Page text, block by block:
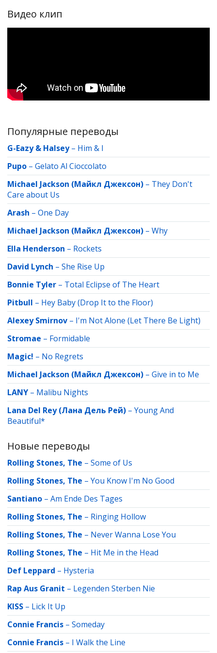
Видео клип
Популярные переводы
G-Eazy & Halsey– Him & I
Pupo – Gelato Al Cioccolato
Michael Jackson (Майкл Джексон) – They Don't
Care about Us
Arash – One Day
Michael Jackson (Майкл Джексон) – Why
Ella Henderson – Rockets
David Lynch – She Rise Up
Bonnie Tyler – Total Eclipse of The Heart
Pitbull – Hey Baby (Drop It to the Floor)
Alexey Smirnov – I'm Not Alone (Let There Be Light)
Stromae – Formidable
Magic! – No Regrets
Michael Jackson (Майкл Джексон) – Give in to Me
LANY – Malibu Nights
Lana Del Rey (Лана Дель Рей) – Young And
Beautiful*
Новые переводы
Rolling Stones, The – Some of Us
Rolling Stones, The – You Know I'm No Good
Santiano – Am Ende Des Tages
Rolling Stones, The – Ringing Hollow
Rolling Stones, The – Never Wanna Lose You
Rolling Stones, The – Hit Me in the Head
Def Leppard – Hysteria
Rap Aus Granit – Legenden Sterben Nie
KISS – Lick It Up
Connie Francis – Someday
Connie Francis – I Walk the Line